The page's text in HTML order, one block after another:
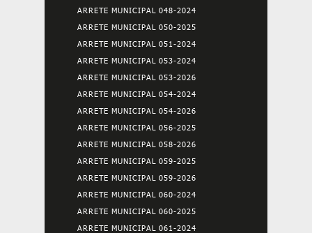
ARRETE MUNICIPAL 048-2024
ARRETE MUNICIPAL 050-2025
ARRETE MUNICIPAL 051-2024
ARRETE MUNICIPAL 053-2024
ARRETE MUNICIPAL 053-2026
ARRETE MUNICIPAL 054-2024
ARRETE MUNICIPAL 054-2026
ARRETE MUNICIPAL 056-2025
ARRETE MUNICIPAL 058-2026
ARRETE MUNICIPAL 059-2025
ARRETE MUNICIPAL 059-2026
ARRETE MUNICIPAL 060-2024
ARRETE MUNICIPAL 060-2025
ARRETE MUNICIPAL 061-2024